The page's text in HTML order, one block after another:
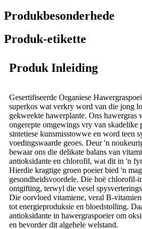
Produkbesonderhede
Produk-etikette
Produk Inleiding
Gesertifiseerde Organiese
superkos wat verkry word van die jong
gekweekte hawerplante. Ons hawergras
ongerepte omgewings vry van skadelike
sintetiese kunsmisstowwe en word teen
voedingswaarde geoes. Deur 'n
bewaar ons die delikate balans van
antioksidante en chlorofil, wat dit in 'n
Hierdie kragtige groen poeier bied 'n
gesondheidsvoordele. Die hoë chlorofil-
ontgifting, terwyl die vesel
Die oorvloed vitamiene, veral B-
tot energieproduksie en bloedstolling.
antioksidante in hawergraspoeier om
en bevorder dit algehele welstand.